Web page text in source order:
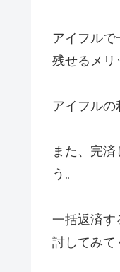
アイフルで
残せるメリ
アイフルの
また、完
う。
一括返済す
討してみて